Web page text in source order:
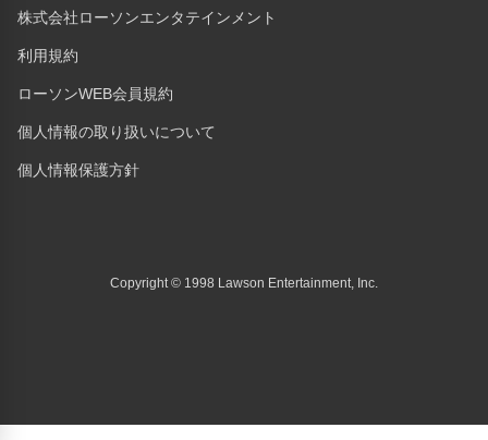
株式会社ローソンエンタテインメント
利用規約
ローソンWEB会員規約
個人情報の取り扱いについて
個人情報保護方針
Copyright © 1998 Lawson Entertainment, Inc.